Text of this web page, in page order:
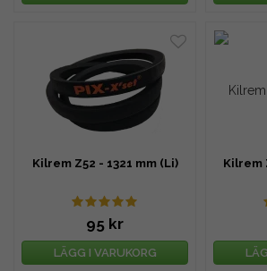
Kilrem Z52 - 1321 mm (Li)
95 kr
LÄGG I VARUKORG
Kilrem